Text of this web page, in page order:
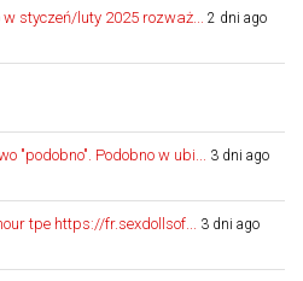
styczeń/luty 2025 rozważ... 2 dni ago
"podobno". Podobno w ubi... 3 dni ago
tpe https://fr.sexdollsof... 3 dni ago